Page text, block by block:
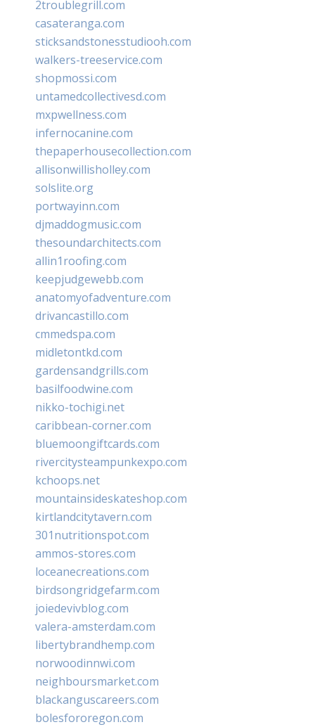
2troublegrill.com
casateranga.com
sticksandstonesstudiooh.com
walkers-treeservice.com
shopmossi.com
untamedcollectivesd.com
mxpwellness.com
infernocanine.com
thepaperhousecollection.com
allisonwillisholley.com
solslite.org
portwayinn.com
djmaddogmusic.com
thesoundarchitects.com
allin1roofing.com
keepjudgewebb.com
anatomyofadventure.com
drivancastillo.com
cmmedspa.com
midletontkd.com
gardensandgrills.com
basilfoodwine.com
nikko-tochigi.net
caribbean-corner.com
bluemoongiftcards.com
rivercitysteampunkexpo.com
kchoops.net
mountainsideskateshop.com
kirtlandcitytavern.com
301nutritionspot.com
ammos-stores.com
loceanecreations.com
birdsongridgefarm.com
joiedevivblog.com
valera-amsterdam.com
libertybrandhemp.com
norwoodinnwi.com
neighboursmarket.com
blackanguscareers.com
bolesfororegon.com